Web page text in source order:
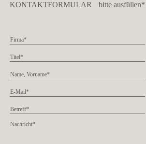
KONTAKTFORMULAR bitte ausfüllen*